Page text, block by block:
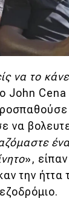
να το
John
να
ένα
»,
την ήττα